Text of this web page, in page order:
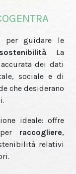
per guidare le
sostenibilità. La
accurata dei dati
sociale e di
che desiderano
ideale: offre
per raccogliere,
relativi